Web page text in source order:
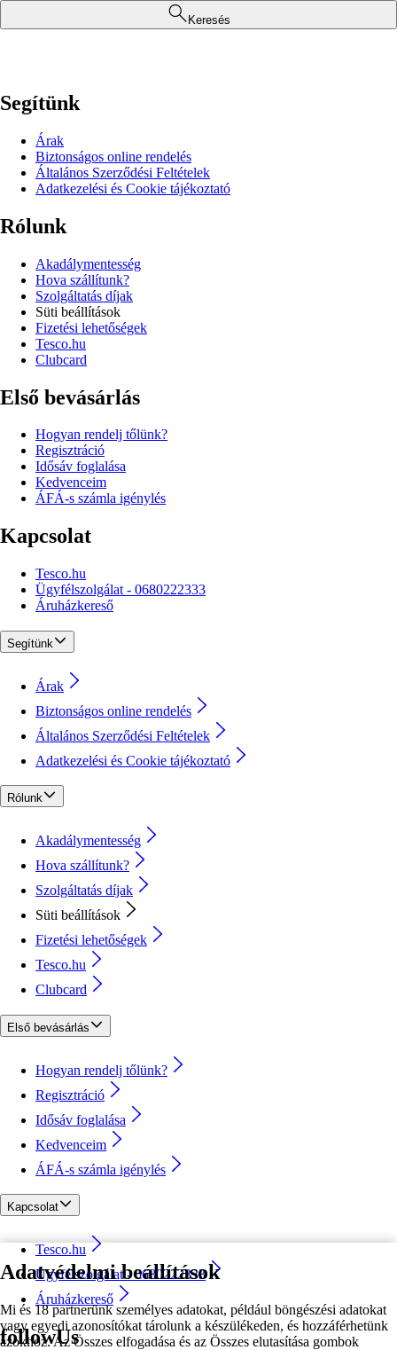
Adatvédelmi beállítások
Mi és 18 partnerünk személyes adatokat, például böngészési adatokat
vagy egyedi azonosítókat tárolunk a készülékeden, és hozzáférhetünk
azokhoz. Az Összes elfogadása és az Összes elutasítása gombok
Keresés
Segítünk
Árak
Biztonságos online rendelés
Általános Szerződési Feltételek
Adatkezelési és Cookie tájékoztató
Rólunk
Akadálymentesség
Hova szállítunk?
Szolgáltatás díjak
Süti beállítások
Fizetési lehetőségek
Tesco.hu
Clubcard
Első bevásárlás
Hogyan rendelj tőlünk?
Regisztráció
Idősáv foglalása
Kedvenceim
ÁFÁ-s számla igénylés
Kapcsolat
Tesco.hu
Ügyfélszolgálat - 0680222333
Áruházkereső
Segítünk
Árak
Biztonságos online rendelés
Általános Szerződési Feltételek
Adatkezelési és Cookie tájékoztató
Rólunk
Akadálymentesség
Hova szállítunk?
Szolgáltatás díjak
Süti beállítások
Fizetési lehetőségek
Tesco.hu
Clubcard
Első bevásárlás
Hogyan rendelj tőlünk?
Regisztráció
Idősáv foglalása
Kedvenceim
ÁFÁ-s számla igénylés
Kapcsolat
Tesco.hu
Ügyfélszolgálat - 0680222333
Áruházkereső
followUs